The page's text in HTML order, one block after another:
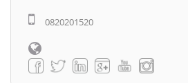
0820201520